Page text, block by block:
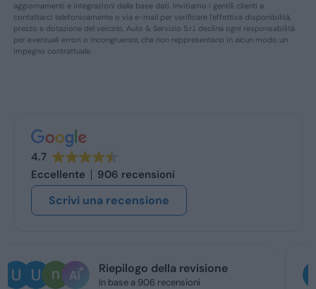
aggiornamenti e integrazioni della base dati. Invitiamo i gentili clienti a
contattarci telefonicamente o via e-mail per verificare l’effettiva disponibilità,
prezzo e dotazione del veicolo. Auto & Servizio S.r.l. declina ogni responsabilità
per eventuali errori o incongruenze, che non reppresentano in alcun modo un
impegno contrattuale.
4.7
Eccellente
906 recensioni
Scrivi una recensione
Ugo Brescia
2 giorni fa